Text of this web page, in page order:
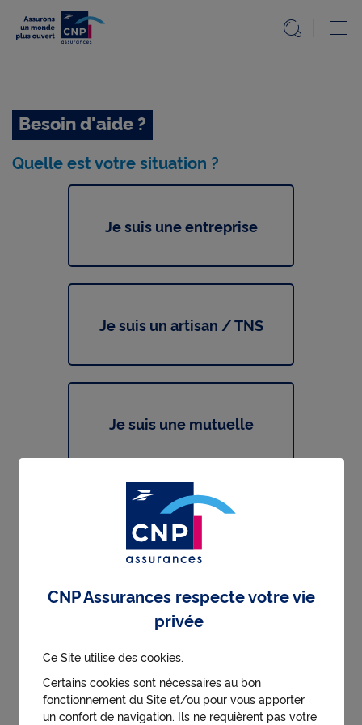
Professionnels
Prévoyance
Santé
Accessibilité
Besoin d'aide ?
Quelle est votre situation ?
Je suis une entreprise
Je suis un artisan / TNS
Je suis une mutuelle
Je suis une collectivité
Je suis une association
Je suis dans une autre
CNP Assurances respecte votre vie
privée
Ce Site utilise des cookies.
Certains cookies sont nécessaires au bon
fonctionnement du Site et/ou pour vous apporter
un confort de navigation. Ils ne requièrent pas votre